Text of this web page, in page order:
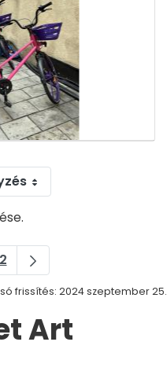
Oldal
2
frissítés: 2024 szeptember 25.
Art